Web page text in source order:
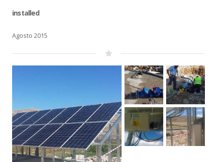
installed
Agosto 2015